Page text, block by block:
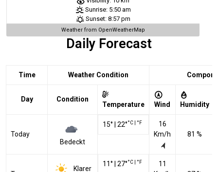
Sunrise: 5:50 am
Sunset: 8:57 pm
Weather from OpenWeatherMap
Daily Forecast
Time Weather Condition Comport
Day Condition
Temperature Wind Humidity
Today
Bedeckt
15° 22°°C °F
16
Km/h
81 %
Klarer
11° 27°°C °F
11